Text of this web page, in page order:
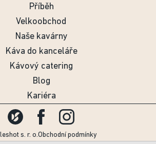
Příběh
Velkoobchod
Naše kavárny
Káva do kanceláře
Kávový catering
Blog
Kariéra
s. r. o.Obchodní podmínky